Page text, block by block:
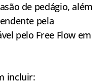
de pedágio, além
pela
pelo Free Flow em
incluir: